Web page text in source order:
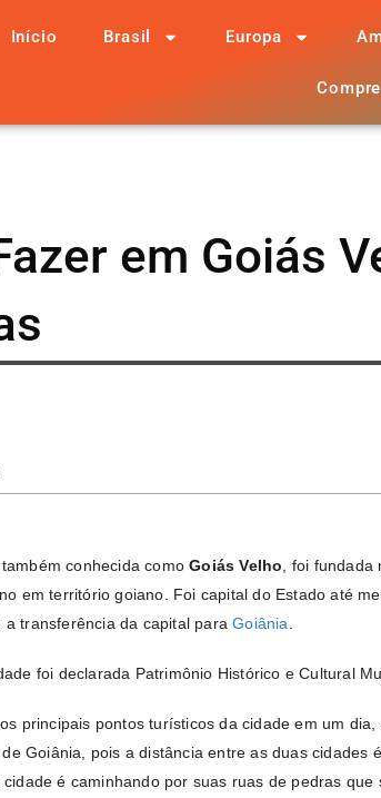
Início Brasil Europa
em Goiás
, também conhecida comoGoiás Velho , foi
em território goiano. Foi capital do Estado até
a transferência da capital paraGoiânia
foi declarada Patrimônio Histórico e Cultural
principais pontos turísticos da cidade em um
Goiânia, pois a distância entre as duas cidades
é caminhando por suas ruas de pedras que